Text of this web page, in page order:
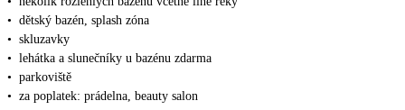
• dětský bazén, splash zóna
• skluzavky
• lehátka a slunečníky u bazénu zdarma
• parkoviště
• za poplatek: prádelna, beauty salon